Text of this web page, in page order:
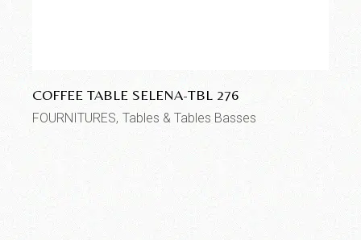
COFFEE TABLE SELENA-TBL 276
FOURNITURES Tables & Tables Basses